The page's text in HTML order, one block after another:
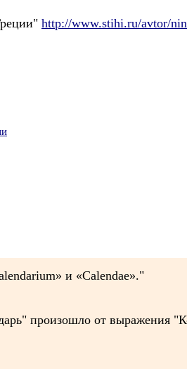
http://www.stihi.ru/avtor/
и «Calendae»."
произошло от выражения